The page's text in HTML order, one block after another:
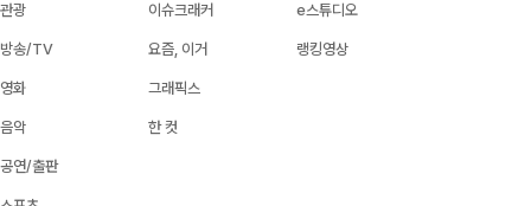
관광
방송/TV
영화
음악
공연/출판
이슈크래커
요즘, 이거
그래픽스
한 컷
e스튜디오
랭킹영상